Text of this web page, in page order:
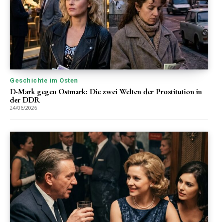
Geschichte im Osten
D-Mark gegen Ostmark: Die zwei Welten der Prostitution in
der DDR
24/06/2026